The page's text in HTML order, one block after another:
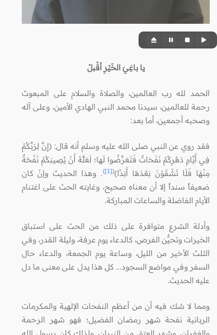
يا باغِيَ الخَيْرِ أقْبلْ
الحمد لله رب العالمين، والصلاة والسلام على المبعوث
رحمة للعالمين، سيدنا محمد النبي الهادي الأمين، وعلى آله
وصحبه أجمعين، أما بعد:
فقد روي عن النبي صلى الله عليه وسلم أنه قال: (إِنَّ لِرَبِّكُمْ
فِي أَيَّامِ دَهْرِكُمْ نَفَحَاتٌ فَتَعَرَّضُوا لَها؛ لَعَلَّهُ أَنْ يُصِيبَكُمْ نَفْحَةٌ
مِنْهَا فَلَا تَشْقَوْنَ بَعْدَهَا أَبَدًا)(
[1]
). وهذا الحديث وإنْ كان
ضعيفاً سنداً إلا أن معناه صحيح، وغايته الحث على اغتنام
الأيام الفاضلة والساعات المباركة.
وأدلة الشرع متوافرة على ذلك من الحث على استباق
الخيرات وتحيُّن الفرص، كالدعاء يوم عرفة، وليلة القدر، وفي
الثلث الأخير من الليل، وساعة يوم الجمعة، والدعاء حال
السفر وفي مواضع السجود... كل هذا يدل على معنى ما دل
عليه الحديث.
ومما لا شك فيه أن من أعظم النفحات الإلهية والمكرمات
الربانية نفحة شهر رمضان الفضيل؛ فهو شهر الرحمة